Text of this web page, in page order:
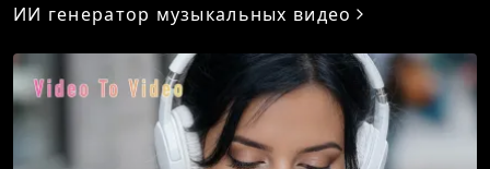
ИИ генератор музыкальных видео